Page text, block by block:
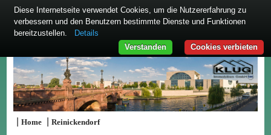
|Home |Reinickendorf
Diese Internetseite verwendet Cookies, um die Nutzererfahrung zu
verbessern und den Benutzern bestimmte Dienste und Funktionen
bereitzustellen.
Details
Cookies verbieten
Verstanden